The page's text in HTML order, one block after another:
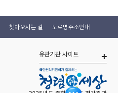
찾아오시는 길 도로명주소안내
유관기관 사이트